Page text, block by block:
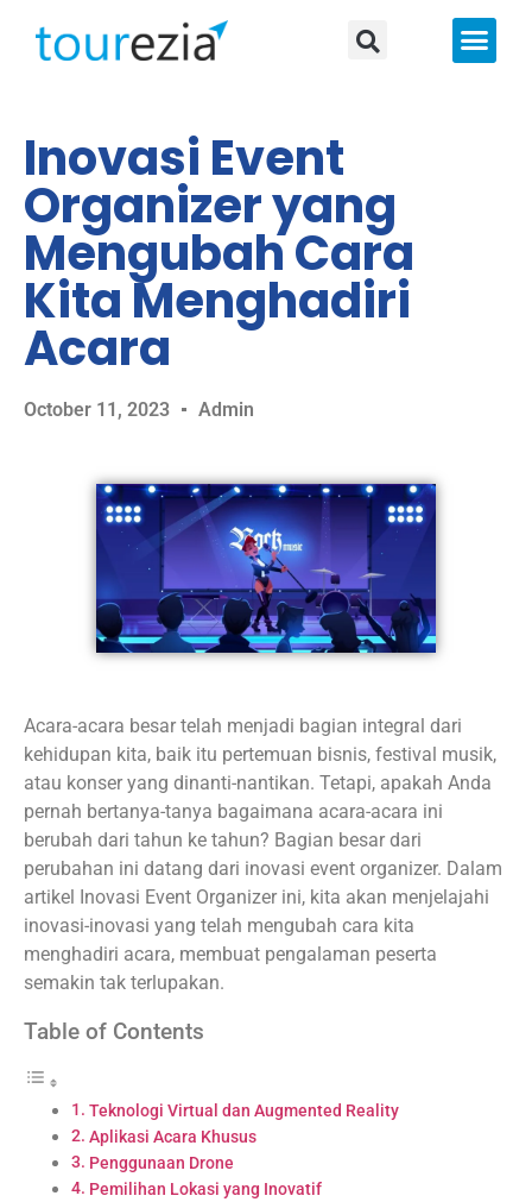
Inovasi Event
Organizer yang
Mengubah Cara
Kita Menghadiri
Acara
October 11, 2023 Admin
Acara-acara besar telah menjadi bagian integral dari
kehidupan kita, baik itu pertemuan bisnis, festival musik,
atau konser yang dinanti-nantikan. Tetapi, apakah Anda
pernah bertanya-tanya bagaimana acara-acara ini
berubah dari tahun ke tahun? Bagian besar dari
perubahan ini datang dari inovasi event organizer. Dalam
artikel Inovasi Event Organizer ini, kita akan menjelajahi
inovasi-inovasi yang telah mengubah cara kita
menghadiri acara, membuat pengalaman peserta
semakin tak terlupakan.
Table of Contents
Teknologi Virtual dan Augmented Reality
Aplikasi Acara Khusus
Penggunaan Drone
Pemilihan Lokasi yang Inovatif